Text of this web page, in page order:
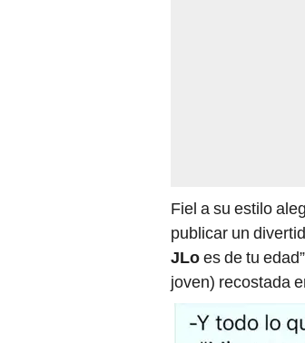
Fiel a su estilo
publicar un
JLoes de tu
joven) recostada